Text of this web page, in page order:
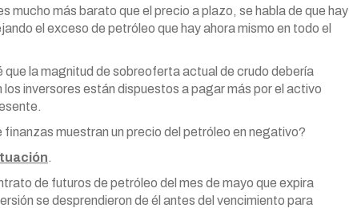
mucho más barato que el precio a plazo, se habla de que hay
el exceso de petróleo que hay ahora mismo en todo el
la magnitud de sobreoferta actual de crudo debería
inversores están dispuestos a pagar más por el activo
muestran un precio del petróleo en negativo?
.
de futuros de petróleo del mes de mayo que expira
se desprendieron de él antes del vencimiento para